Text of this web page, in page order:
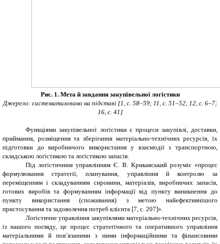
Рис. 1. Мета й завдання закупівельної логістики
Джерело: систематизовано на підставі [1, с. 58–59; 11, с. 51–52; 12, с. 6–7;
16, с. 41]
Функціями закупівельної логістики є процеси закупівлі, доставки,
приймання, розміщення та зберігання матеріально-технічних ресурсів, їх
підготовки до виробничого використання у взаємодії з транспортною,
складською логістикою та логістикою запасів.
Під логістичним управлінням Є. В. Крикавський розуміє «процес
формулювання стратегії, планування, управління й контролю за
переміщенням і складуванням сировини, матеріалів, виробничих запасів,
готових виробів та формуванням інформації від пункту виникнення до
пункту використання (споживання) з метою найефективнішого
пристосування та задоволення потреб клієнта [7, с. 207]».
Логістичне управління закупівлями матеріально-технічних ресурсів,
із нашого погляду, це процес стратегічного та оперативного управління
матеріальними й пов’язаними з ними інформаційними та фінансовими